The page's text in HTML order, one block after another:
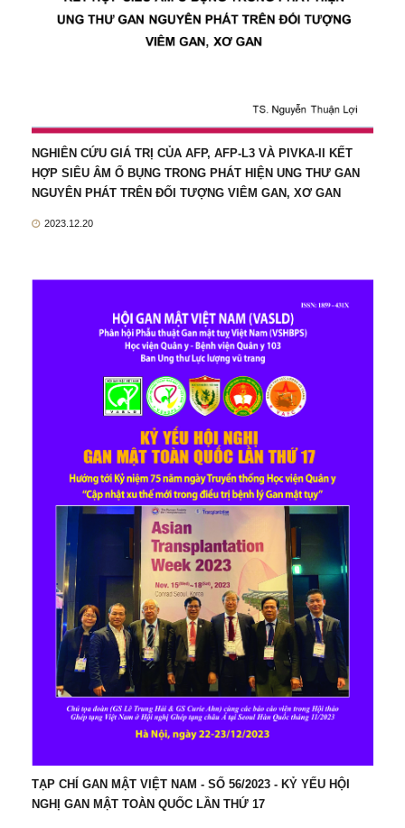
NGHIÊN CỨU GIÁ TRỊ CỦA AFP, AFP-L3 VÀ PIVKA-II KẾT
HỢP SIÊU ÂM Ổ BỤNG TRONG PHÁT HIỆN UNG THƯ GAN
NGUYÊN PHÁT TRÊN ĐỐI TƯỢNG VIÊM GAN, XƠ GAN
2023.12.20
TẠP CHÍ GAN MẬT VIỆT NAM - SỐ 56/2023 - KỶ YẾU HỘI
NGHỊ GAN MẬT TOÀN QUỐC LẦN THỨ 17